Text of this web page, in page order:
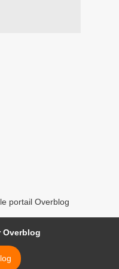
portail Overblog
Overblog